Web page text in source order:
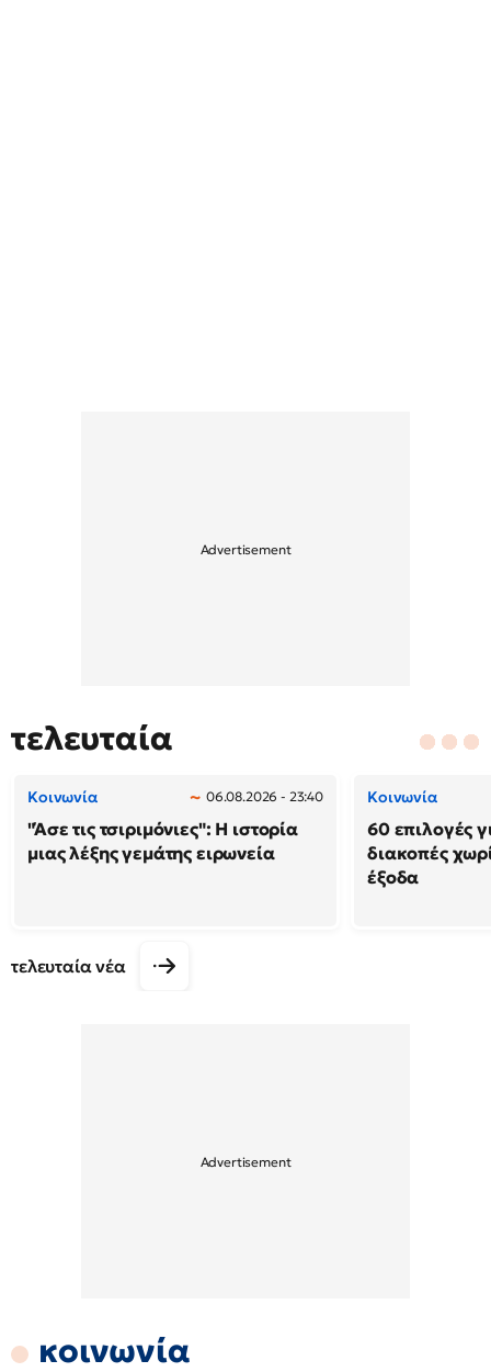
τελευταία
Κοινωνία 06.08.2026 - 23:40
"Άσε τις τσιριμόνιες": Η ιστορία
μιας λέξης γεμάτης ειρωνεία
Κοινωνία
60 επιλογές
διακοπές
έξοδα
τελευταία νέα
κοινωνία